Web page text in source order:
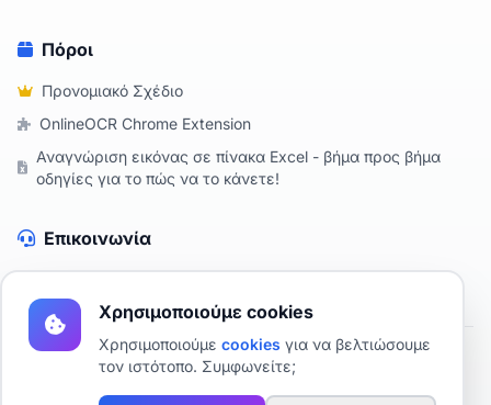
Πόροι
Προνομιακό Σχέδιο
OnlineOCR Chrome Extension
Αναγνώριση εικόνας σε πίνακα Excel - βήμα προς βήμα
οδηγίες για το πώς να το κάνετε!
Επικοινωνία
2019 - 2026 OnlineOCR - Δωρεάν OCR online
Αναγνώριση κειμένου σε μια εικόνα χρησιμοποιώντας AI.
Χρησιμοποιούμε cookies
Χρησιμοποιούμε cookies για να βελτιώσουμε
τον ιστότοπο. Συμφωνείτε;